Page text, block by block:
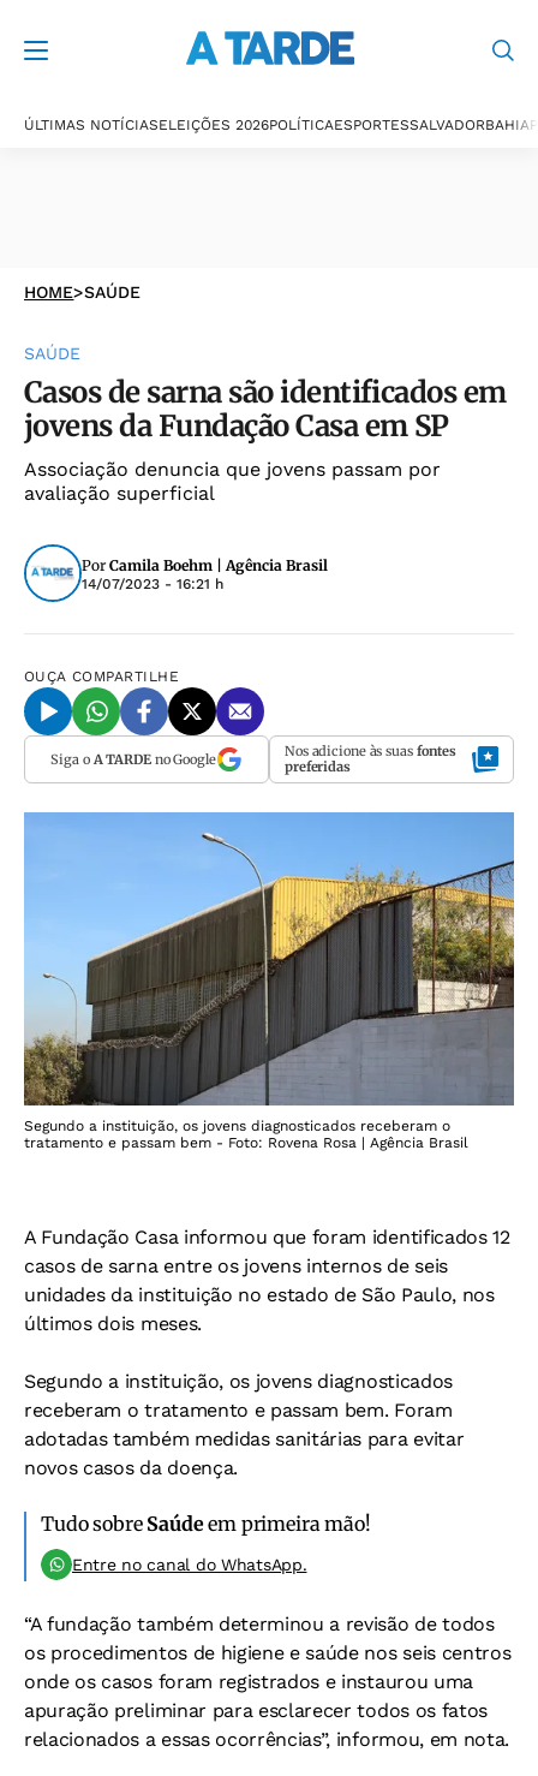
ÚLTIMAS NOTÍCIASELEIÇÕES 2026POLÍTICAESPORTESSALVADORBAHIA
HOME>SAÚDE
SAÚDE
Casos de sarna são identificados em
jovens da Fundação Casa em SP
Associação denuncia que jovens passam por
avaliação superficial
Por Camila Boehm | Agência Brasil
14/07/2023 - 16:21 h
OUÇA COMPARTILHE
Siga o A TARDEno Google Nos adicione às suas fontes
preferidas
Segundo a instituição, os jovens diagnosticados receberam o
tratamento e passam bem - Foto: Rovena Rosa | Agência Brasil
A Fundação Casa informou que foram identificados 12
casos de sarna entre os jovens internos de seis
unidades da instituição no estado de São Paulo, nos
últimos dois meses.
Segundo a instituição, os jovens diagnosticados
receberam o tratamento e passam bem. Foram
adotadas também medidas sanitárias para evitar
novos casos da doença.
Tudo sobre Saúdeem primeira mão!
Entre no canal do WhatsApp.
“A fundação também determinou a revisão de todos
os procedimentos de higiene e saúde nos seis centros
onde os casos foram registrados e instaurou uma
apuração preliminar para esclarecer todos os fatos
relacionados a essas ocorrências”, informou, em nota.